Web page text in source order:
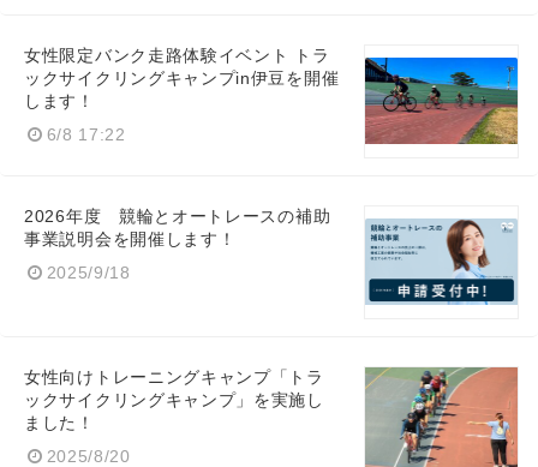
女性限定バンク走路体験イベント トラ
ックサイクリングキャンプin伊豆を開催
します！
6/8 17:22
2026年度 競輪とオートレースの補助
事業説明会を開催します！
2025/9/18
女性向けトレーニングキャンプ「トラ
ックサイクリングキャンプ」を実施し
ました！
2025/8/20